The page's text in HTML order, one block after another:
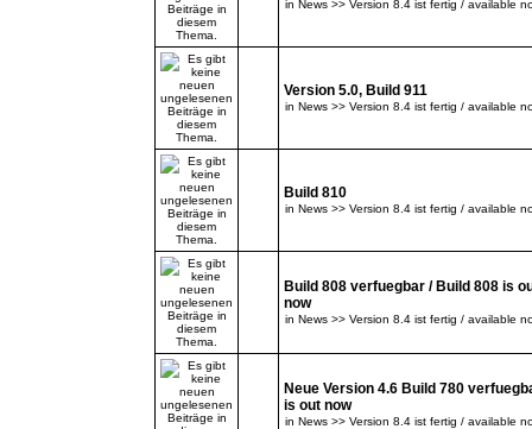
in News >> Version 8.4 ist fertig / available
Version 5.0, Build 911
in News >> Version 8.4 ist fertig / available
Build 810
in News >> Version 8.4 ist fertig / available
Build 808 verfuegbar / Build 808 is
now
in News >> Version 8.4 ist fertig / available
Neue Version 4.6 Build 780
is out now
in News >> Version 8.4 ist fertig / available